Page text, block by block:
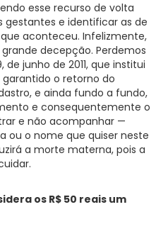
esse recurso de volta
e identificar as de
aconteceu. Infelizmente,
decepção. Perdemos
de junho de 2011, que institui
o retorno do
e ainda fundo a fundo,
e consequentemente o
e não acompanhar —
ou o nome que quiser neste
a morte materna, pois a
os R$ 50 reais um